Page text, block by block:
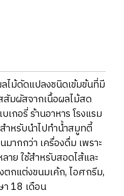
ไม้ดัดแปลงชนิดเข้มข้นที่มี
สัมผัสจากเนื้อผลไม้สด
กอรี่ ร้านอาหาร โรงแรม
ำหรับนำไปทำน้ำสมูทตี้
ากกว่า เครื่องดื่ม เพราะ
าย ใช้สำหรับสอดไส้และ
ตกแต่งขนมเค้ก, ไอศกรีม,
18 เดือน